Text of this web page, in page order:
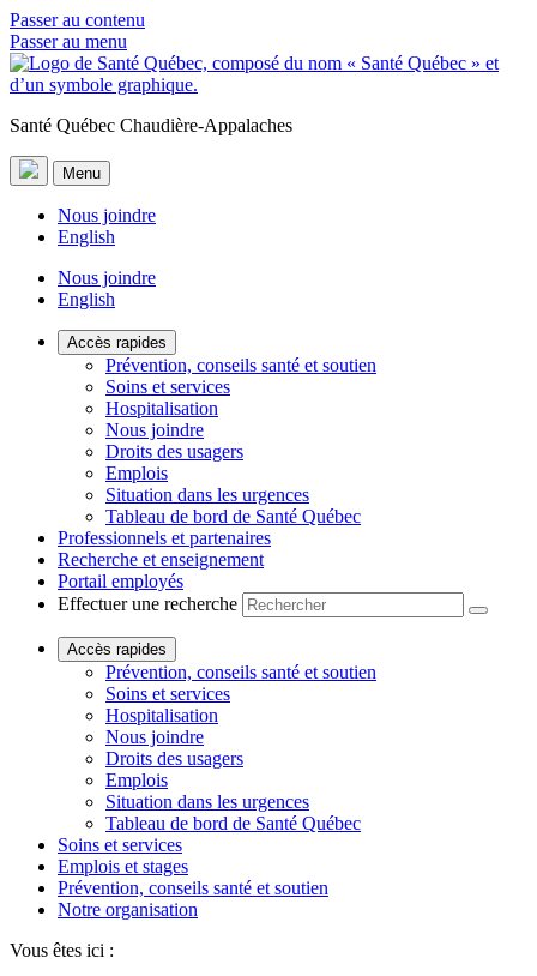
Passer au contenu
Passer au menu
Santé Québec Chaudière-Appalaches
Menu
Nous joindre
English
Nous joindre
English
Accès rapides
Prévention, conseils santé et soutien
Soins et services
Hospitalisation
Nous joindre
Droits des usagers
Emplois
Situation dans les urgences
Tableau de bord de Santé Québec
Professionnels et partenaires
Recherche et enseignement
Portail employés
Effectuer une recherche
Accès rapides
Prévention, conseils santé et soutien
Soins et services
Hospitalisation
Nous joindre
Droits des usagers
Emplois
Situation dans les urgences
Tableau de bord de Santé Québec
Soins et services
Emplois et stages
Prévention, conseils santé et soutien
Notre organisation
Vous êtes ici :